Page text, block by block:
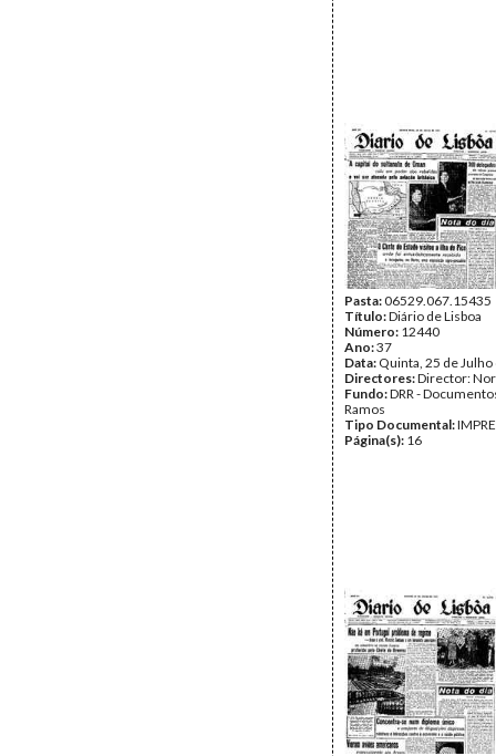
Pasta:06529.067.15435
Título:Diário de Lisboa
Número: 12440
Ano:37
Data: Quinta, 25 de
Directores:Director:
Fundo:DRR -
Ramos
Tipo Documental:
Página(s): 16